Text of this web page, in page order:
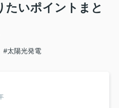
たいポイントまと
#太陽光発電